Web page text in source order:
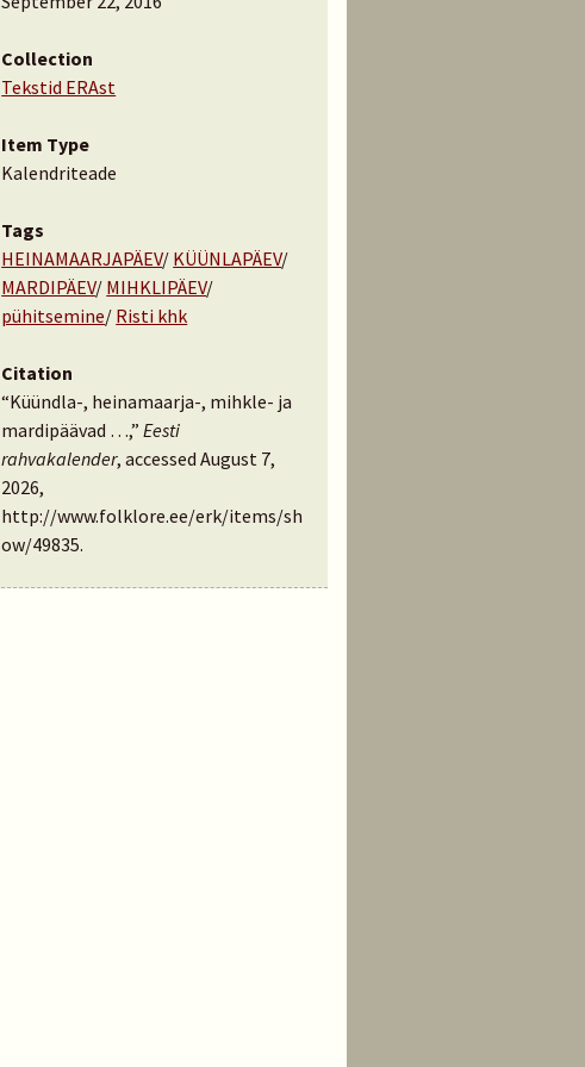
Collection
Tekstid ERAst
Item Type
Kalendriteade
Tags
HEINAMAARJAPÄEV/ KÜÜNLAPÄEV/
MARDIPÄEV/ MIHKLIPÄEV/
pühitsemine/ Risti khk
Citation
“Küündla-, heinamaarja-, mihkle- ja
mardipäävad …,”Eesti
rahvakalender, accessed August 7,
2026,
http://www.folklore.ee/erk/items/sh
ow/49835.